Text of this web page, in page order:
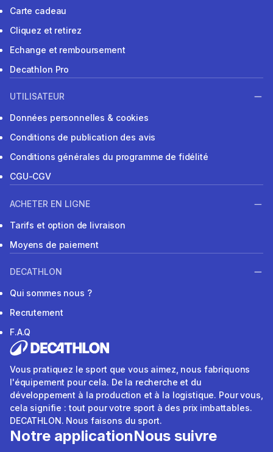
Carte cadeau
Cliquez et retirez
Echange et remboursement
Decathlon Pro
UTILISATEUR
Données personnelles & cookies
Conditions de publication des avis
Conditions générales du programme de fidélité
CGU-CGV
ACHETER EN LIGNE
Tarifs et option de livraison
Moyens de paiement
DECATHLON
Qui sommes nous ?
Recrutement
F.A.Q
Vous pratiquez le sport que vous aimez, nous fabriquons
l'équipement pour cela. De la recherche et du
développement à la production et à la logistique. Pour vous,
cela signifie : tout pour votre sport à des prix imbattables.
DECATHLON. Nous faisons du sport.
Notre applicationNous suivre